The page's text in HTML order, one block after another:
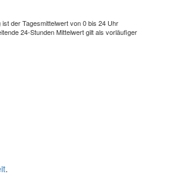
der Tagesmittelwert von 0 bis 24 Uhr
24-Stunden Mittelwert gilt als vorläufiger
.